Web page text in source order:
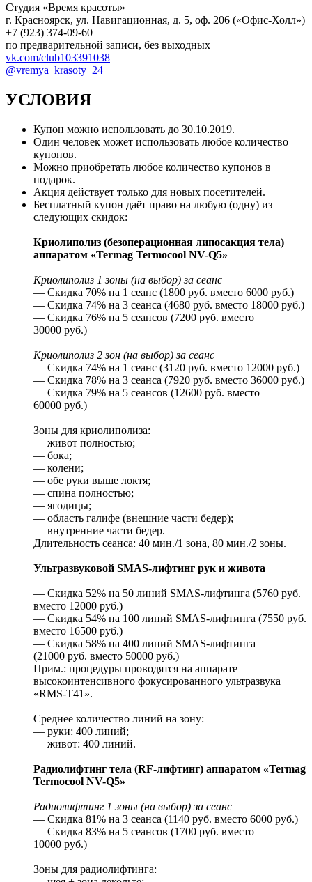
Студия «Время красоты»
г. Красноярск, ул. Навигационная, д. 5, оф. 206 («Офис-Холл»)
+7 (923) 374-09-60
по предварительной записи, без выходных
vk.com/club103391038
@vremya_krasoty_24
УСЛОВИЯ
Купон можно использовать до 30.10.2019.
Один человек может использовать любое количество
купонов.
Можно приобретать любое количество купонов в
подарок.
Акция действует только для новых посетителей.
Бесплатный купон даёт право на любую (одну) из
следующих скидок:
Криолиполиз (безоперационная липосакция тела)
аппаратом «Termag Termocool NV-Q5»
Криолиполиз 1 зоны (на выбор) за сеанс
— Скидка 70% на 1 сеанс (1800 руб. вместо 6000 руб.)
— Скидка 74% на 3 сеанса (4680 руб. вместо 18000 руб.)
— Скидка 76% на 5 сеансов (7200 руб. вместо
30000 руб.)
Криолиполиз 2 зон (на выбор) за сеанс
— Скидка 74% на 1 сеанс (3120 руб. вместо 12000 руб.)
— Скидка 78% на 3 сеанса (7920 руб. вместо 36000 руб.)
— Скидка 79% на 5 сеансов (12600 руб. вместо
60000 руб.)
Зоны для криолиполиза:
— живот полностью;
— бока;
— колени;
— обе руки выше локтя;
— спина полностью;
— ягодицы;
— область галифе (внешние части бедер);
— внутренние части бедер.
Длительность сеанса: 40 мин./1 зона, 80 мин./2 зоны.
Ультразвуковой SMAS-лифтинг рук и живота
— Скидка 52% на 50 линий SMAS-лифтинга (5760 руб.
вместо 12000 руб.)
— Скидка 54% на 100 линий SMAS-лифтинга (7550 руб.
вместо 16500 руб.)
— Скидка 58% на 400 линий SMAS-лифтинга
(21000 руб. вместо 50000 руб.)
Прим.: процедуры проводятся на аппарате
высокоинтенсивного фокусированного ультразвука
«RMS-T41».
Среднее количество линий на зону:
— руки: 400 линий;
— живот: 400 линий.
Радиолифтинг тела (RF-лифтинг) аппаратом «Termag
Termocool NV-Q5»
Радиолифтинг 1 зоны (на выбор) за сеанс
— Скидка 81% на 3 сеанса (1140 руб. вместо 6000 руб.)
— Скидка 83% на 5 сеансов (1700 руб. вместо
10000 руб.)
Зоны для радиолифтинга: